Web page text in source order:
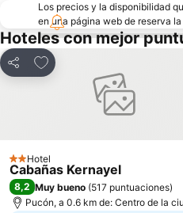
Los precios y la disponibilidad
en una página web de reserva
Hoteles con mejor
Compartir
Agregar a favoritos
2 Estrellas
Hotel
Cabañas Kernayel
8,2 Muy bueno (517 puntuaciones)
Pucón, a 0.6 km de: Centro de la